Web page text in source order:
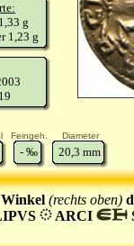
g
1,23 g
Feingeh. Diameter
- ‰ 20,3 mm
(rechts oben)
ARCI